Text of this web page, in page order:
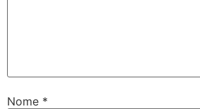
Nome *